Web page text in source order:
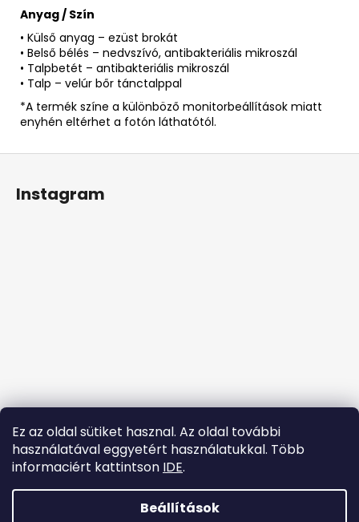
Ez az oldal sütiket hasznal. Az oldal további
használatával eggyetért használatukkal. Több
informaciért kattintson IDE.
Beállítások
Anyag / Szín
• Külső anyag – ezüst brokát
• Belső bélés – nedvszívó, antibakteriális mikroszál
• Talpbetét – antibakteriális mikroszál
• Talp – velúr bőr tánctalppal
*A termék színe a különböző monitorbeállítások miatt
enyhén eltérhet a fotón láthatótól.
L
Instagram